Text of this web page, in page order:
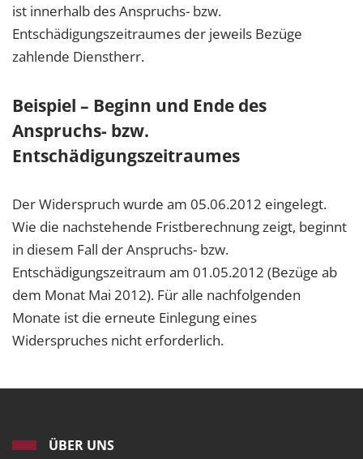
ist innerhalb des Anspruchs- bzw.
Entschädigungszeitraumes der jeweils Bezüge
zahlende Dienstherr.
Beispiel – Beginn und Ende des
Anspruchs- bzw.
Entschädigungszeitraumes
Der Widerspruch wurde am 05.06.2012 eingelegt.
Wie die nachstehende Fristberechnung zeigt, beginnt
in diesem Fall der Anspruchs- bzw.
Entschädigungszeitraum am 01.05.2012 (Bezüge ab
dem Monat Mai 2012). Für alle nachfolgenden
Monate ist die erneute Einlegung eines
Widerspruches nicht erforderlich.
ÜBER UNS